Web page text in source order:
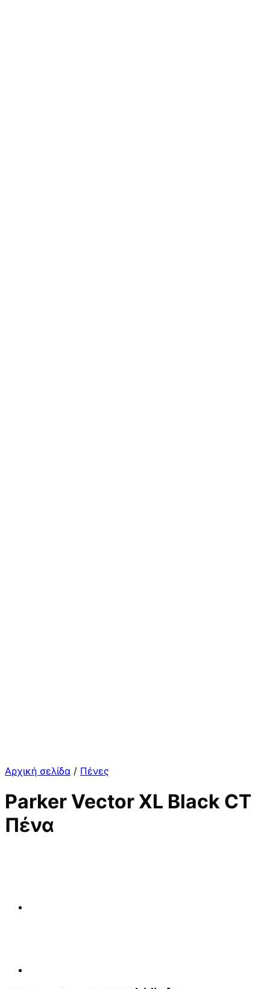
Αρχική σελίδα / Πένες
Parker Vector XL Black CT
Πένα